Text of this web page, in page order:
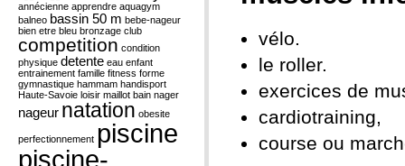
vélo.
le roller.
exercices de
cardiotraining,
course ou
annécienne apprendre aquagym
balneo bassin 50 m bebe-nageur
bien etre bleu bronzage club
competition condition
physique detente eau enfant
entrainement famille fitness forme
gymnastique hammam handisport
Haute-Savoie loisir maillot bain nager
nageur natation obesite
perfectionnement piscine
piscine-